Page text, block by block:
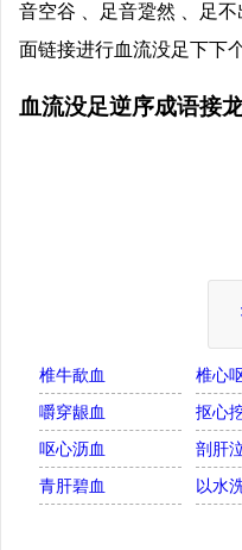
音空谷 、足音跫然 、足
面链接进行血流没足下下
血流没足逆序成语接
椎牛歃血 椎心
嚼穿龈血
抠心
呕心沥血
剖肝
青肝碧血
以水